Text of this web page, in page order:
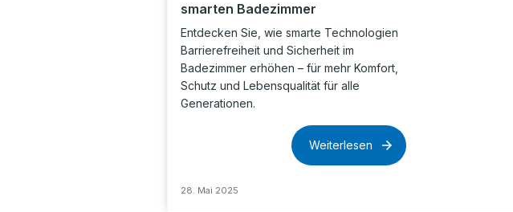
smarten Badezimmer
Entdecken Sie, wie smarte Technologien
Barrierefreiheit und Sicherheit im
Badezimmer erhöhen – für mehr Komfort,
Schutz und Lebensqualität für alle
Generationen.
28. Mai 2025
Weiterlesen